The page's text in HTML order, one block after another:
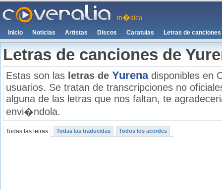
m�sica
Inicio Noticias Artistas Discos Caratulas Letras de canciones
Letras de canciones de
Estas son las letras de Yurenadisponibles en
usuarios. Se tratan de transcripciones no
alguna de las letras que nos faltan, te
envi�ndola.
Todas las letras Todas las traducidas Todos los acordes